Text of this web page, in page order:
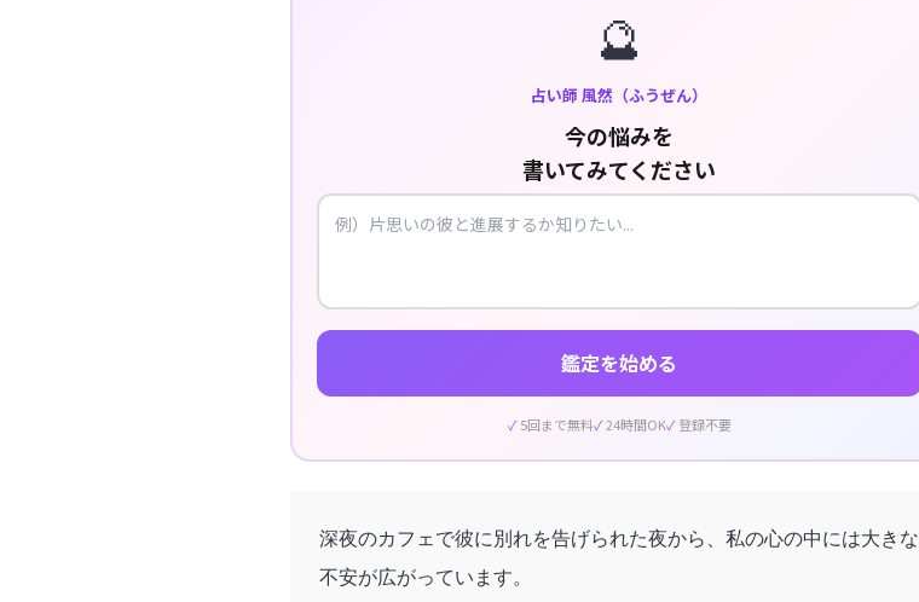
🔮
占い師 風然（ふうぜん）
今の悩みを
書いてみてください
鑑定を始める
5回まで無料 24時間OK 登録不要
深夜のカフェで彼に別れを告げられた夜から、私の心の中には大きな
不安が広がっています。